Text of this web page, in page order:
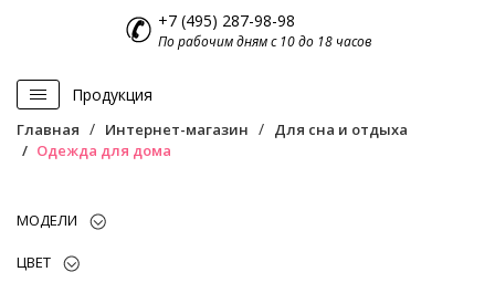
+7 (495) 287-98-98
По рабочим дням с 10 до 18 часов
Продукция
Главная Интернет-магазин
Для сна и отдыха
Одежда для дома
МОДЕЛИ
ЦВЕТ